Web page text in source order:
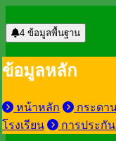
4 ข้อมูลพื้นฐาน
ข้อมูลหลัก
หน้าหลัก กระดา
โรงเรียน
การประกั